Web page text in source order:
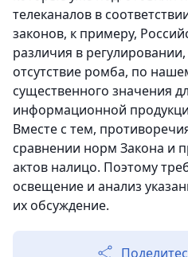
телеканалов в
законов, к примеру,
различия в
отсутствие ромба, по
существенного значения
информационной
Вместе с тем,
сравнении норм Закона и
актов налицо. Поэтому
освещение и анализ
их обсуждение.